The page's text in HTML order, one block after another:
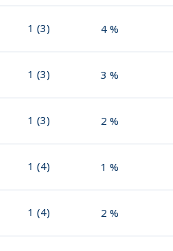
1 (3) 4 %
1 (3) 3 %
1 (3) 2 %
1 (4) 1 %
1 (4) 2 %